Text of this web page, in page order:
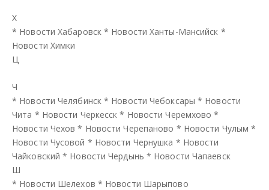
Х
* Новости Хабаровск * Новости Ханты-Мансийск *
Новости Химки
Ц
Ч
* Новости Челябинск * Новости Чебоксары * Новости
Чита * Новости Черкесск * Новости Черемхово *
Новости Чехов * Новости Черепаново * Новости Чулым *
Новости Чусовой * Новости Чернушка * Новости
Чайковский * Новости Чердынь * Новости Чапаевск
Ш
* Новости Шелехов * Новости Шарыпово